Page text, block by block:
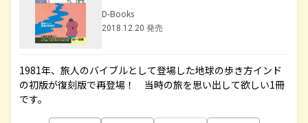
D-Books
2018.12.20 発売
1981年、旅人のバイブルとして登場した地球の歩き方インド
の初版が復刻版で再登場！ 当時の旅を思い出して欲しい1冊
です。